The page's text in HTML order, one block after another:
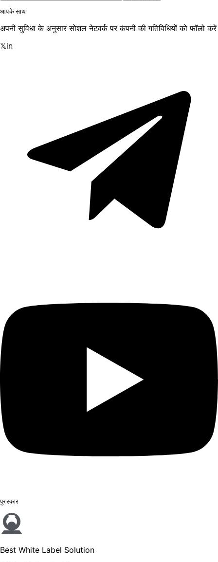
आपके साथ
अपनी सुविधा के अनुसार सोशल नेटवर्क पर कंपनी की गतिविधियों को फॉलो करें
𝕏in
पुरस्कार
Best White Label Solution